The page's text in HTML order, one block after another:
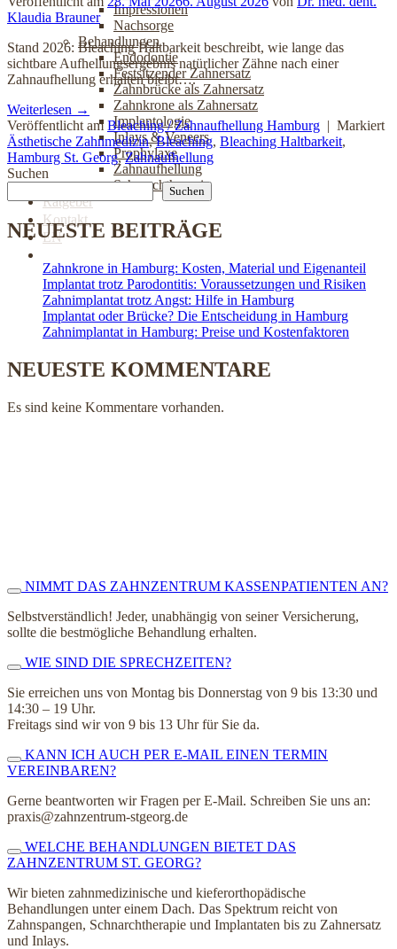
Impressionen
Nachsorge
Behandlungen
Endodontie
Festsitzender Zahnersatz
Zahnbrücke als Zahnersatz
Zahnkrone als Zahnersatz
Implantologie
Inlays & Veneers
Prophylaxe
Zahnaufhellung
Schnarchtherapie
Ratgeber
Kontakt
EN
Klaudia Brauner
Stand 2026: Bleaching Haltbarkeit beschreibt, wie lange das
sichtbare Aufhellungsergebnis natürlicher Zähne nach einer
Zahnaufhellung erhalten bleibt….
Weiterlesen →
Veröffentlicht am Bleaching / Zahnaufhellung Hamburg | Markiert
Ästhetische Zahnmedizin,Bleaching, Bleaching Haltbarkeit,
Hamburg St. Georg,Zahnaufhellung
Suchen
Suchen
NEUESTE BEITRÄGE
Zahnkrone in Hamburg: Kosten, Material und Eigenanteil
Implantat trotz Parodontitis: Voraussetzungen und Risiken
Zahnimplantat trotz Angst: Hilfe in Hamburg
Implantat oder Brücke? Die Entscheidung in Hamburg
Zahnimplantat in Hamburg: Preise und Kostenfaktoren
NEUESTE KOMMENTARE
Es sind keine Kommentare vorhanden.
NIMMT DAS ZAHNZENTRUM KASSENPATIENTEN AN?
Selbstverständlich! Jeder, unabhängig von seiner Versicherung,
sollte die bestmögliche Behandlung erhalten.
WIE SIND DIE SPRECHZEITEN?
Sie erreichen uns von Montag bis Donnerstag von 9 bis 13:30 und
14:30 – 19 Uhr.
Freitags sind wir von 9 bis 13 Uhr für Sie da.
KANN ICH AUCH PER E-MAIL EINEN TERMIN
VEREINBAREN?
Gerne beantworten wir Fragen per E-Mail. Schreiben Sie uns an:
praxis@zahnzentrum-stgeorg.de
WELCHE BEHANDLUNGEN BIETET DAS
ZAHNZENTRUM ST. GEORG?
Wir bieten zahnmedizinische und kieferorthopädische
Behandlungen unter einem Dach. Das Spektrum reicht von
Zahnspangen, Schnarchtherapie und Implantaten bis zu Zahnersatz
und Inlays.